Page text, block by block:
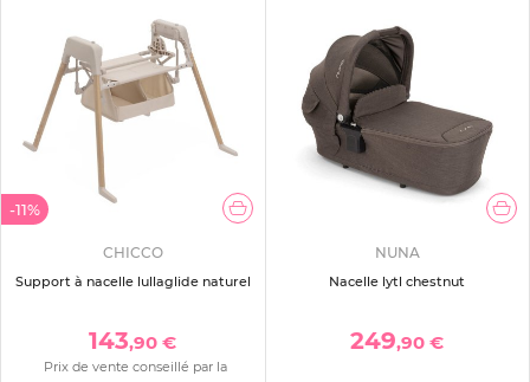
-11%
CHICCO
Support à nacelle lullaglide naturel
143,90 €
Prix de vente conseillé par la
NUNA
Nacelle lytl chestnut
249,90 €